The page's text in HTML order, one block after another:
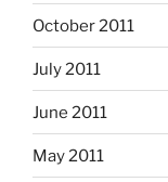
October 2011
July 2011
June 2011
May 2011